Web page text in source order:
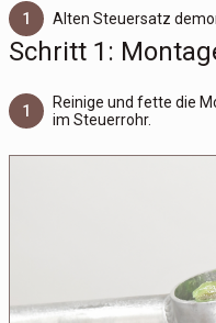
1 Alten Steuersatz
Schritt 1:
1
Reinige und fette die
im Steuerrohr.